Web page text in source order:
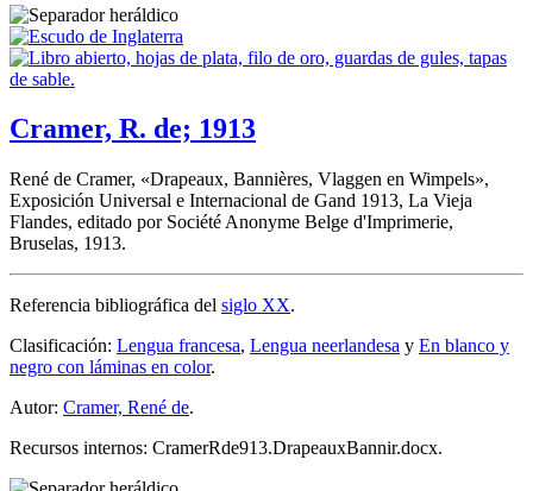
Cramer, R. de; 1913
René de Cramer, «Drapeaux, Bannières, Vlaggen en Wimpels»,
Exposición Universal e Internacional de Gand 1913, La Vieja
Flandes, editado por Société Anonyme Belge d'Imprimerie,
Bruselas, 1913.
Referencia bibliográfica del siglo XX.
Clasificación: Lengua francesa, Lengua neerlandesa y En blanco y
negro con láminas en color.
Autor: Cramer, René de.
Recursos internos: CramerRde913.DrapeauxBannir.docx.